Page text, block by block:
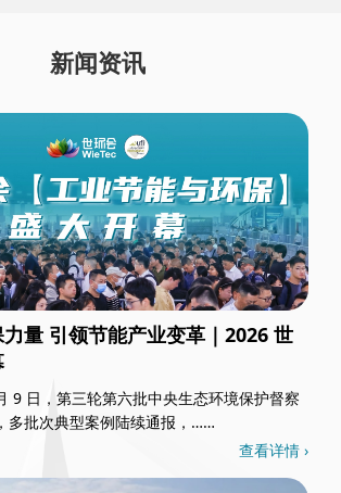
新闻资讯
量 引领节能产业变革｜2026 世
9 日，第三轮第六批中央生态环境保护督察
多批次典型案例陆续通报，……
查看详情 ›